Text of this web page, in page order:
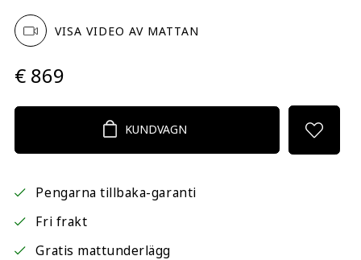
VISA VIDEO AV MATTAN
€ 869
KUNDVAGN
Pengarna tillbaka-garanti
Fri frakt
Gratis mattunderlägg